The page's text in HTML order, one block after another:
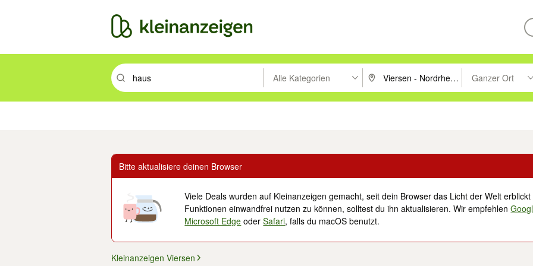
Suchbegriff eingeben. Eingabetaste drücken um zu suchen, oder Vorschläge mit den Pfeiltasten nach oben/
Alle Kategorien PLZ oder Ort eingeben. Eingabetaste
Ganzer Ort
Suche im
Bitte aktualisiere deinen Browser
Viele Deals wurden auf Kleinanzeigen gemacht, seit dein Browser das Licht der Welt
Funktionen einwandfrei nutzen zu können, solltest du ihn aktualisieren. Wir empfehlen
Microsoft Edge oderSafari, falls du macOS benutzt.
Kleinanzeigen Viersen